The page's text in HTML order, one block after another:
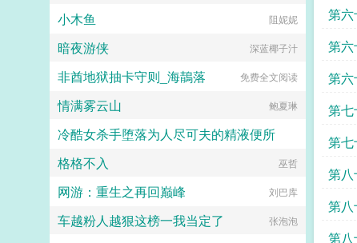
第
第六
第
第
第
第
第
第
小木鱼 阻妮妮
暗夜游侠 深蓝椰子汁
非酋地狱抽卡守则_海鶄落 免费全文阅读
情满雾云山 鲍夏琳
冷酷女杀手堕落为人尽可夫的精液便所
嘿嘿嘿
格格不入 巫哲
网游：重生之再回巅峰 刘巴库
车越粉人越狠这榜一我当定了 张泡泡